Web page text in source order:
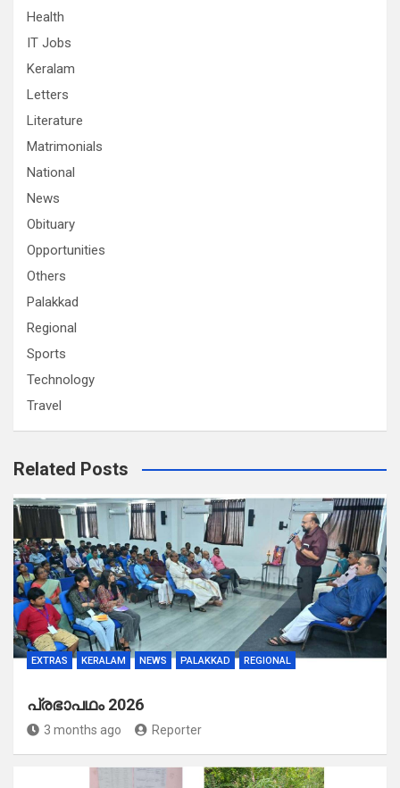
Health
IT Jobs
Keralam
Letters
Literature
Matrimonials
National
News
Obituary
Opportunities
Others
Palakkad
Regional
Sports
Technology
Travel
Related Posts
EXTRAS KERALAM NEWS PALAKKAD REGIONAL
പ്രഭാപഥം 2026
3 months ago Reporter